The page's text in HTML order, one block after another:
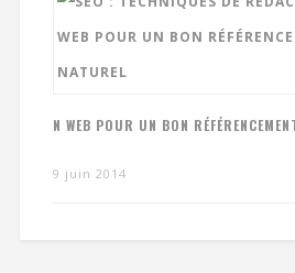
N WEB POUR UN BON
9 juin 2014